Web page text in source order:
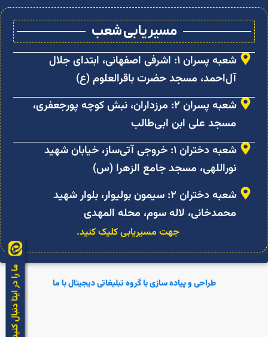
مسیر یابی شعب
شعبه پسران ۱: اشرفی اصفهانی، ابتدای جلال
آل‌احمد، مسجد حضرت باقرالعلوم (ع)
شعبه پسران ۲: مرزداران، نبش کوچه پورجعفری،
مسجد علی ابن ابی‌طالب
شعبه دختران ۱: خروجی آتی‌ساز، خیابان شهید
نوراللهی، مسجد جامع الزهرا (س)
شعبه دختران ۲: سیمون بولیوار، بلوار شهید
محمدخانی، لاله سوم، محله المهدی
جهت مسیریابی کلیک کنید.
طراحی و پیاده سازی با گروه تبلیغاتی دیجیتال با ما